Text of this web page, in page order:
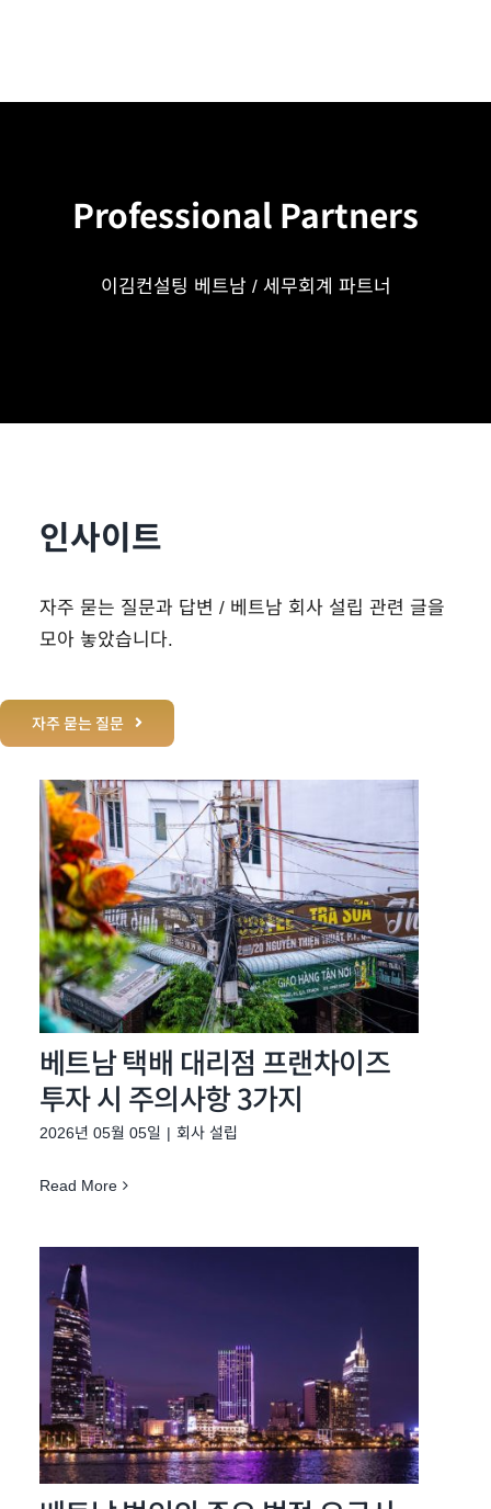
Professional Partners
이김컨설팅 베트남 / 세무회계 파트너
인사이트
자주 묻는 질문과 답변 / 베트남 회사 설립 관련 글을
모아 놓았습니다.
자주 묻는 질문
베트남 택배 대리점 프랜차이즈
투자 시 주의사항 3가지
2026년 05월 05일 | 회사 설립
Read More